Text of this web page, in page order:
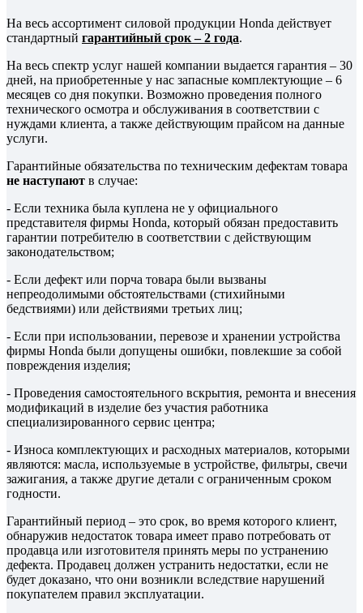
На весь ассортимент силовой продукции Honda действует
стандартный гарантийный срок – 2 года.
На весь спектр услуг нашей компании выдается гарантия – 30
дней, на приобретенные у нас запасные комплектующие – 6
месяцев со дня покупки. Возможно проведения полного
технического осмотра и обслуживания в соответствии с
нуждами клиента, а также действующим прайсом на данные
услуги.
Гарантийные обязательства по техническим дефектам товара
не наступают в случае:
- Если техника была куплена не у официального
представителя фирмы Honda, который обязан предоставить
гарантии потребителю в соответствии с действующим
законодательством;
- Если дефект или порча товара были вызваны
непреодолимыми обстоятельствами (стихийными
бедствиями) или действиями третьих лиц;
- Если при использовании, перевозе и хранении устройства
фирмы Honda были допущены ошибки, повлекшие за собой
повреждения изделия;
- Проведения самостоятельного вскрытия, ремонта и внесения
модификаций в изделие без участия работника
специализированного сервис центра;
- Износа комплектующих и расходных материалов, которыми
являются: масла, используемые в устройстве, фильтры, свечи
зажигания, а также другие детали с ограниченным сроком
годности.
Гарантийный период – это срок, во время которого клиент,
обнаружив недостаток товара имеет право потребовать от
продавца или изготовителя принять меры по устранению
дефекта. Продавец должен устранить недостатки, если не
будет доказано, что они возникли вследствие нарушений
покупателем правил эксплуатации.